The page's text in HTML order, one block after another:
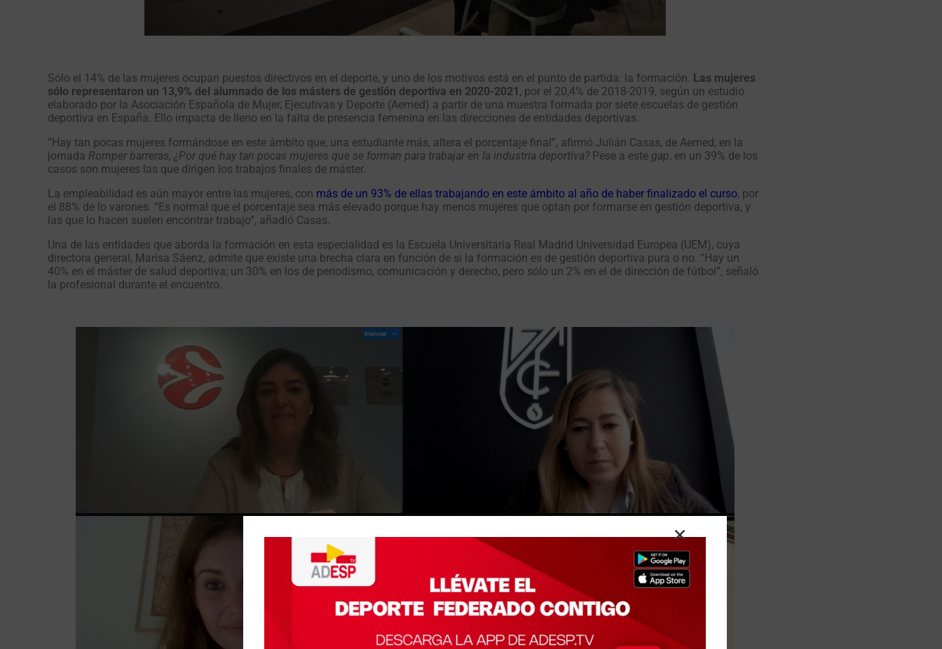
Sólo el 14% de las mujeres ocupan puestos directivos en el deporte, y uno de los motivos está en el punto de partida: la formación. Las mujeres
sólo representaron un 13,9% del alumnado de los másters de gestión deportiva en 2020-2021 , por el 20,4% de 2018-2019, según un estudio
elaborado por la Asociación Española de Mujer, Ejecutivas y Deporte (Aemed) a partir de una muestra formada por siete escuelas de gestión
deportiva en España. Ello impacta de lleno en la falta de presencia femenina en las direcciones de entidades deportivas.
“Hay tan pocas mujeres formándose en este ámbito que, una estudiante más, altera el porcentaje final”, afirmó Julián Casas, de Aemed, en la
jornada Romper barreras, ¿Por qué hay tan pocas mujeres que se forman para trabajar en la industria deportiva? Pese a este gap, en un 39% de los
casos son mujeres las que dirigen los trabajos finales de máster.
La empleabilidad es aún mayor entre las mujeres, con más de un 93% de ellas trabajando en este ámbito al año de haber finalizado el curso, por
el 88% de lo varones. “Es normal que el porcentaje sea más elevado porque hay menos mujeres que optan por formarse en gestión deportiva, y
las que lo hacen suelen encontrar trabajo”, añadió Casas.
Una de las entidades que aborda la formación en esta especialidad es la Escuela Universitaria Real Madrid Universidad Europea (UEM), cuya
directora general, Marisa Sáenz, admite que existe una brecha clara en función de si la formación es de gestión deportiva pura o no. “Hay un
40% en el máster de salud deportiva; un 30% en los de periodismo, comunicación y derecho, pero sólo un 2% en el de dirección de fútbol”, señaló
la profesional durante el encuentro.